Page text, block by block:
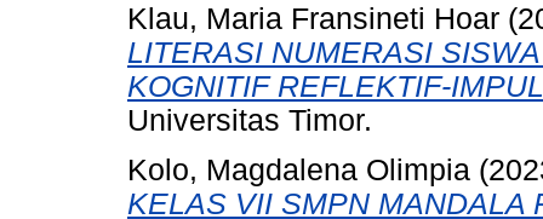
Klau, Maria Fransineti Hoar
LITERASI NUMERASI
KOGNITIF REFLEKTIF-
Universitas Timor.
Kolo, Magdalena Olimpia
KELAS VII SMPN MANDALA